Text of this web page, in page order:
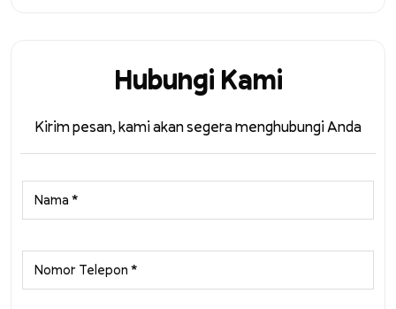
Hubungi Kami
Kirim pesan, kami akan segera menghubungi Anda